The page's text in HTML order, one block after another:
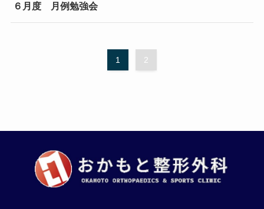
６月度 月例勉強会
1 2